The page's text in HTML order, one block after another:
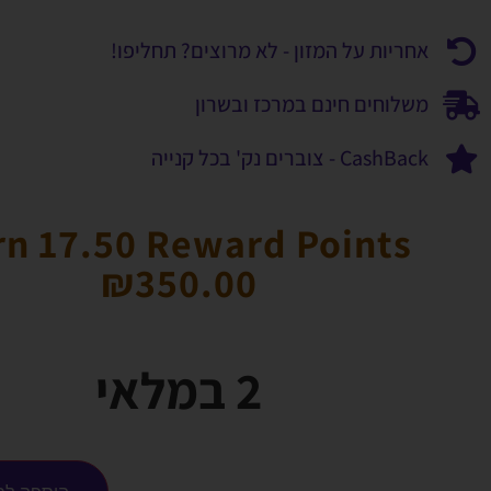
אחריות על המזון - לא מרוצים? תחליפו!
משלוחים חינם במרכז ובשרון
CashBack - צוברים נק' בכל קנייה
17.50 Reward Points
₪350.00
2 במלאי